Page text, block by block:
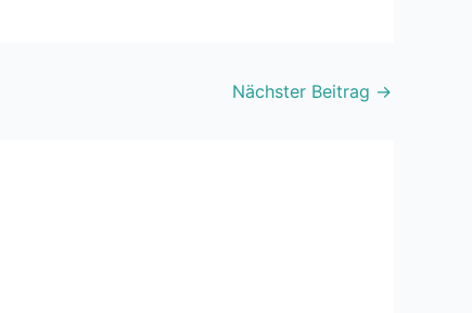
Nächster Beitrag →